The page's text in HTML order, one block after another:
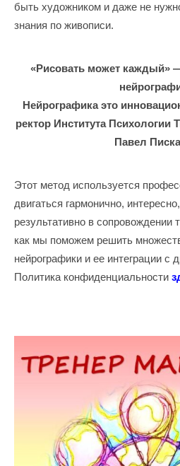
быть художником и даже не
знания по живописи.
«Рисовать может каждый»
Нейрографика это
ректор Института Психологии
Павел
Этот метод используется
двигаться гармонично,
результативно в сопровождении
как мы поможем решить
нейрографики и ее интеграции с
Политика конфиденциальности